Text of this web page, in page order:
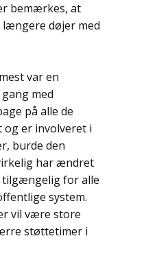
bemærkes, at
døjer med
var en
med
på alle de
er involveret i
burde den
har ændret
tilgængelig for alle
system.
vil være store
støttetimer i